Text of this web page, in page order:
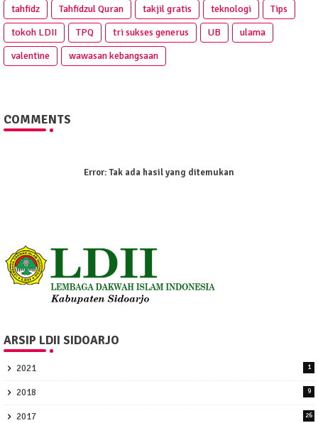
tahfidz
Tahfidzul Quran takjil gratis teknologi
Tips
tokoh LDII
TPQ tri sukses generus UB
ulama
valentine
wawasan kebangsaan
COMMENTS
Error:Tak ada hasil yang ditemukan
ARSIP LDII SIDOARJO
2021 1
2018 9
2017 26